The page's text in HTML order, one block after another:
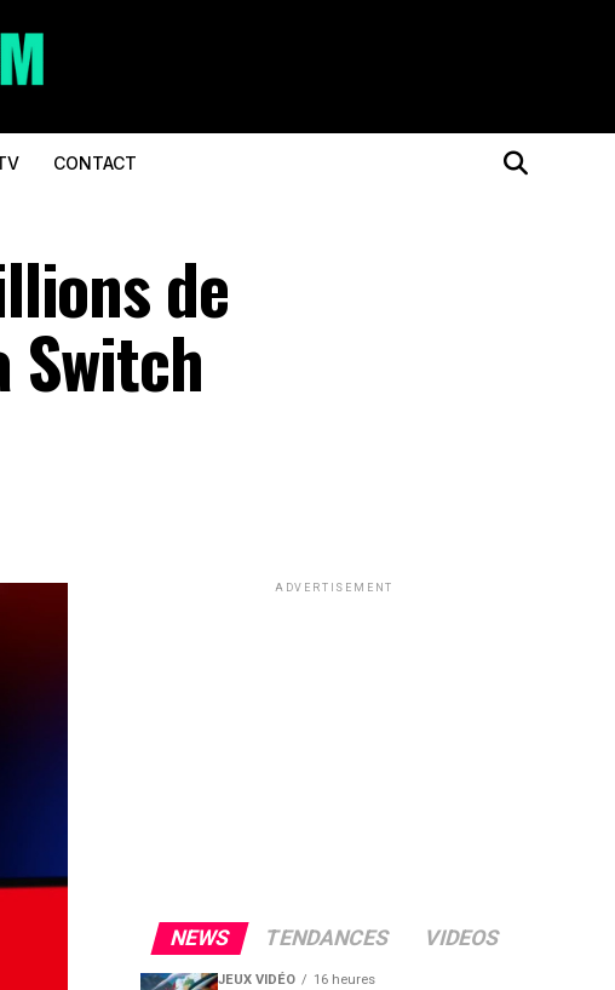
CONTACT
de
Switch
ADVERTISEMENT
NEWS TENDANCES VIDEOS
JEUX VIDÉO 16 heures